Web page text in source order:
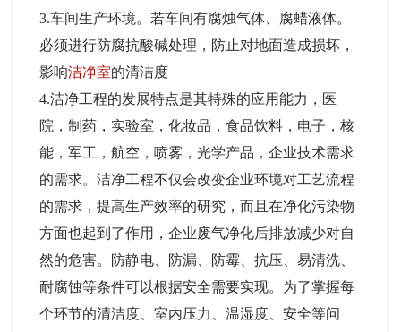
3.车间生产环境。若车间有腐烛气体、腐蜡液体。
必须进行防腐抗酸碱处理，防止对地面造成损坏，
影响洁净室的清洁度
4.洁净工程的发展特点是其特殊的应用能力，医
院，制药，实验室，化妆品，食品饮料，电子，核
能，军工，航空，喷雾，光学产品，企业技术需求
的需求。洁净工程不仅会改变企业环境对工艺流程
的需求，提高生产效率的研究，而且在净化污染物
方面也起到了作用，企业废气净化后排放减少对自
然的危害。防静电、防漏、防霉、抗压、易清洗、
耐腐蚀等条件可以根据安全需要实现。为了掌握每
个环节的清洁度、室内压力、温湿度、安全等问